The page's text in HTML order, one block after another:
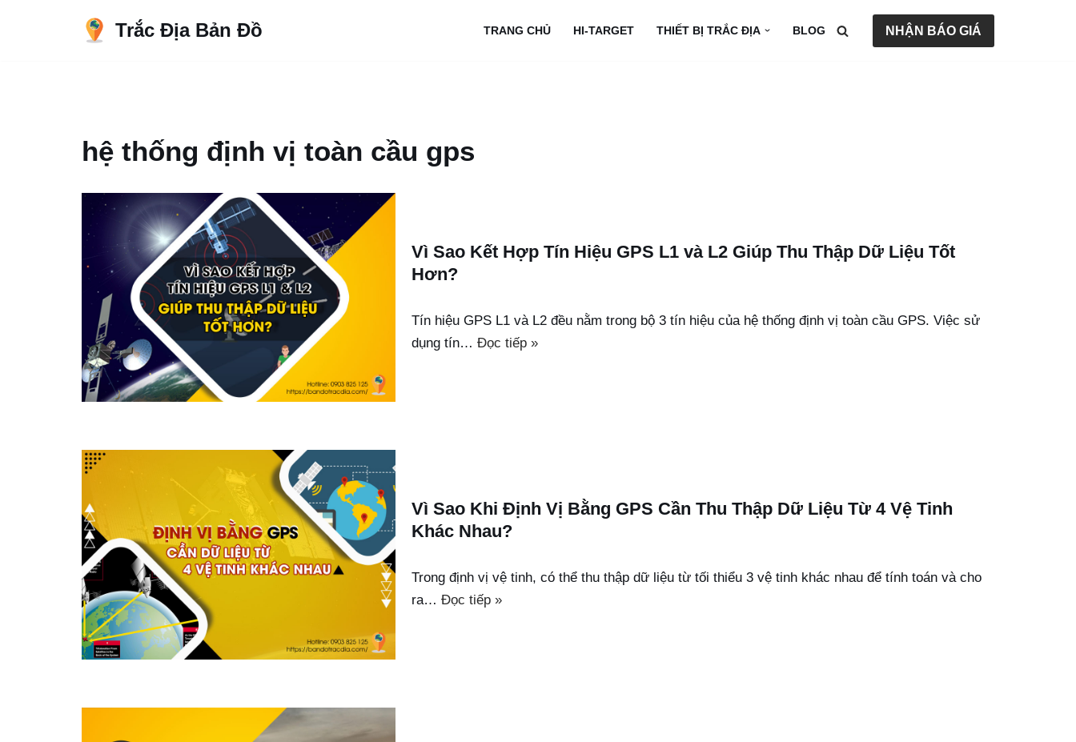
Trắc Địa Bản Đồ TRANG CHỦ HI-TARGET THIẾT BỊ TRẮC ĐỊA BLOG NHẬN BÁO GIÁ
hệ thống định vị toàn cầu gps
Vì Sao Kết Hợp Tín Hiệu GPS L1 và L2 Giúp Thu Thập Dữ Liệu Tốt
Hơn?
Tín hiệu GPS L1 và L2 đều nằm trong bộ 3 tín hiệu của hệ thống định vị toàn cầu GPS. Việc sử
dụng tín… Đọc tiếp »
Vì Sao Khi Định Vị Bằng GPS Cần Thu Thập Dữ Liệu Từ 4 Vệ Tinh
Khác Nhau?
Trong định vị vệ tinh, có thể thu thập dữ liệu từ tối thiểu 3 vệ tinh khác nhau để tính toán và cho
ra… Đọc tiếp »